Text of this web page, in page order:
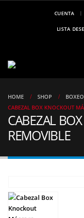
CUENTA
LISTA
HOME SHOP BOXEO
CABEZAL BOX KNOCKOUT
CABEZAL
REMOVIBLE